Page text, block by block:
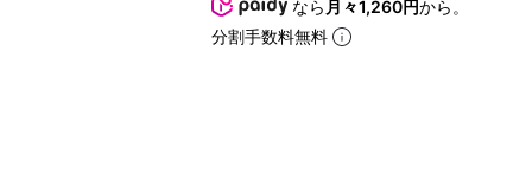
なら 月々1,260円から。
分割手数料無料